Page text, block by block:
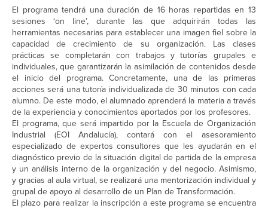
El programa tendrá una duración de 16 horas repartidas en 13
sesiones ‘on line’, durante las que adquirirán todas las
herramientas necesarias para establecer una imagen fiel sobre la
capacidad de crecimiento de su organización. Las clases
prácticas se completarán con trabajos y tutorías grupales e
individuales, que garantizarán la asimilación de contenidos desde
el inicio del programa. Concretamente, una de las primeras
acciones será una tutoría individualizada de 30 minutos con cada
alumno. De este modo, el alumnado aprenderá la materia a través
de la experiencia y conocimientos aportados por los profesores.
El programa, que será impartido por la Escuela de Organización
Industrial (EOI Andalucía), contará con el asesoramiento
especializado de expertos consultores que les ayudarán en el
diagnóstico previo de la situación digital de partida de la empresa
y un análisis interno de la organización y del negocio. Asimismo,
y gracias al aula virtual, se realizará una mentorización individual y
grupal de apoyo al desarrollo de un Plan de Transformación.
El plazo para realizar la inscripción a este programa se encuentra